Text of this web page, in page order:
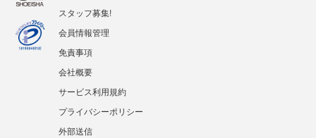
スタッフ募集!
会員情報管理
免責事項
会社概要
サービス利用規約
プライバシーポリシー
外部送信